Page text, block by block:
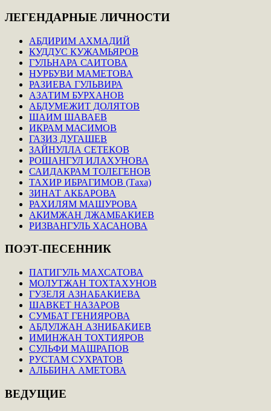
ЛЕГЕНДАРНЫЕ ЛИЧНОСТИ
АБДИРИМ АХМАДИЙ
КУДДУС КУЖАМЬЯРОВ
ГУЛЬНАРА САИТОВА
НУРБУВИ МАМЕТОВА
РАЗИЕВА ГУЛЬВИРА
АЗАТИМ БУРХАНОВ
АБДУМЕЖИТ ДОЛЯТОВ
ШАИМ ШАВАЕВ
ИКРАМ МАСИМОВ
ГАЗИЗ ДУГАШЕВ
ЗАЙНУЛЛА СЕТЕКОВ
РОШАНГУЛ ИЛАХУНОВА
САИДАКРАМ ТОЛЕГЕНОВ
ТАХИР ИБРАГИМОВ (Таха)
ЗИНАТ АКБАРОВА
РАХИЛЯМ МАШУРОВА
АКИМЖАН ДЖАМБАКИЕВ
РИЗВАНГУЛЬ ХАСАНОВА
ПОЭТ-ПЕСЕННИК
ПАТИГУЛЬ МАХСАТОВА
МОЛУТЖАН ТОХТАХУНОВ
ГУЗЕЛЯ АЗНАБАКИЕВА
ШАВКЕТ НАЗАРОВ
СУМБАТ ГЕНИЯРОВА
АБДУЛЖАН АЗНИБАКИЕВ
ИМИНЖАН ТОХТИЯРОВ
СУЛЬФИ МАШРАПОВ
РУСТАМ СУХРАТОВ
АЛЬБИНА АМЕТОВА
ВЕДУЩИЕ